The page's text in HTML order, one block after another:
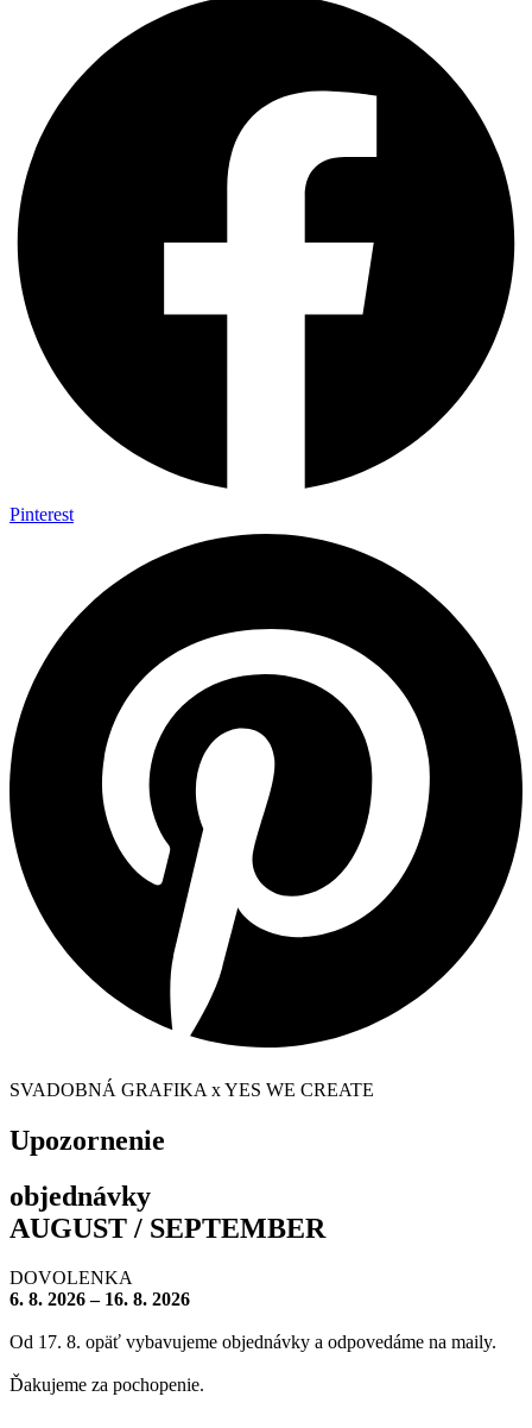
Pinterest
SVADOBNÁ GRAFIKA x YES WE CREATE
Upozornenie
objednávky
AUGUST / SEPTEMBER
DOVOLENKA
6. 8. 2026 – 16. 8. 2026
Od 17. 8. opäť vybavujeme objednávky a odpovedáme na maily.
Ďakujeme za pochopenie.